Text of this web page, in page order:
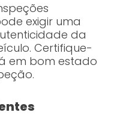
exigir uma
da
Certifique-
em bom estado